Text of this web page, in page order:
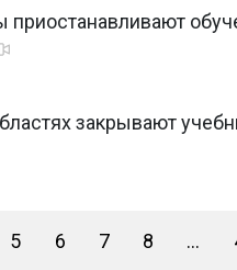
закрывают
5 6 7 8 ...